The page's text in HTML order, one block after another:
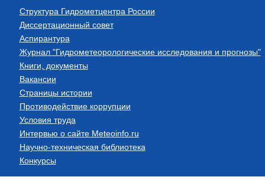
Структура Гидрометцентра России
Диссертационный совет
Аспирантура
Журнал "Гидрометеорологические исследования и прогнозы"
Книги, документы
Вакансии
Страницы истории
Противодействие коррупции
Условия труда
Интервью о сайте Meteoinfo.ru
Научно-техническая библиотека
Конкурсы